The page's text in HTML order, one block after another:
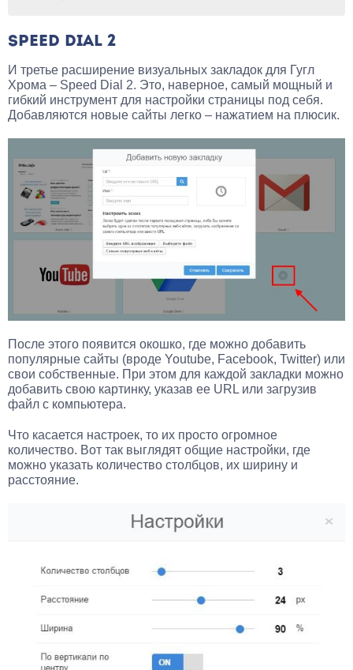
SPEED DIAL 2
И третье расширение визуальных закладок для Гугл
Хрома – Speed Dial 2. Это, наверное, самый мощный и
гибкий инструмент для настройки страницы под себя.
Добавляются новые сайты легко – нажатием на плюсик.
После этого появится окошко, где можно добавить
популярные сайты (вроде Youtube, Facebook, Twitter) или
свои собственные. При этом для каждой закладки можно
добавить свою картинку, указав ее URL или загрузив
файл с компьютера.
Что касается настроек, то их просто огромное
количество. Вот так выглядят общие настройки, где
можно указать количество столбцов, их ширину и
расстояние.